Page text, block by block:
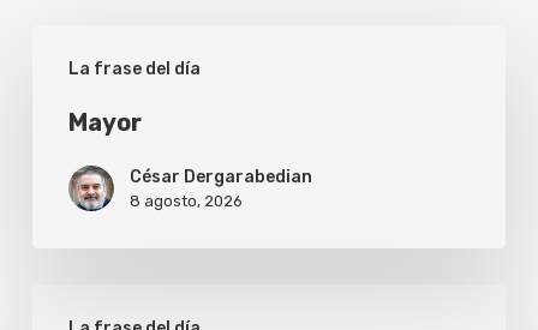
La frase del día
Mayor
César Dergarabedian
8 agosto, 2026